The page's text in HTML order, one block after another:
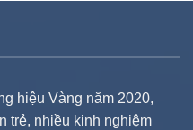
hiệu Vàng năm 2020,
trẻ, nhiều kinh nghiệm